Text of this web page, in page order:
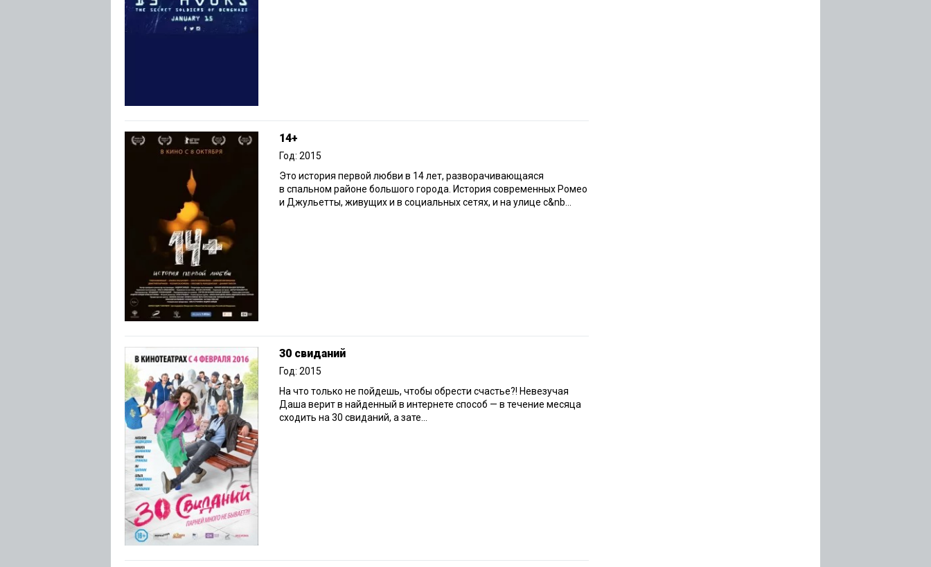
14+
Год: 2015
Это история первой любви в 14 лет, разворачивающаяся
в спальном районе большого города. История современных Ромео
и Джульетты, живущих и в социальных сетях, и на улице с&nb...
30 свиданий
Год: 2015
На что только не пойдешь, чтобы обрести счастье?! Невезучая
Даша верит в найденный в интернете способ — в течение месяца
сходить на 30 свиданий, а зате...